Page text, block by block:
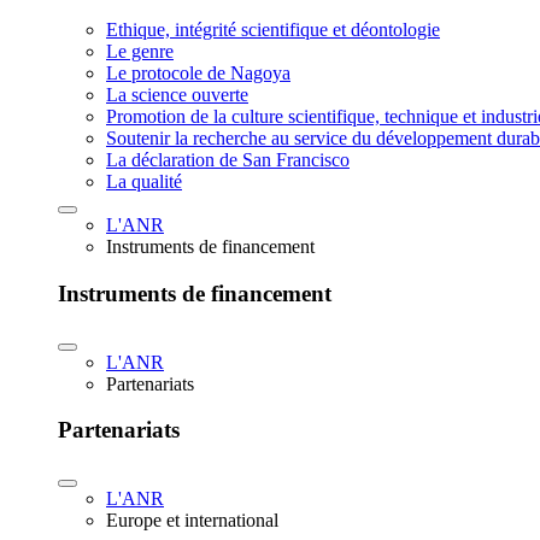
Ethique, intégrité scientifique et déontologie
Le genre
Le protocole de Nagoya
La science ouverte
Promotion de la culture scientifique, technique et
Soutenir la recherche au service du développement
La déclaration de San Francisco
La qualité
L'ANR
Instruments de financement
Instruments de financement
L'ANR
Partenariats
Partenariats
L'ANR
Europe et international